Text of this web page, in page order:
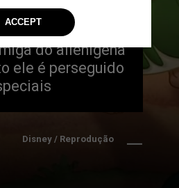
conta a história
solitária,
do alienígena
ele é perseguido
Disney / Reprodução